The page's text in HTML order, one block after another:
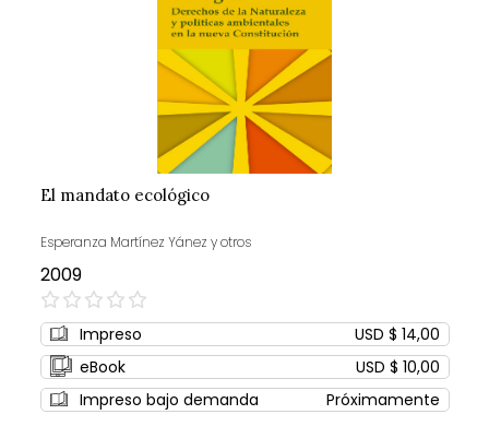
El mandato ecológico
Esperanza Martínez Yánez y otros
2009
0%
Impreso
USD $ 14,00
eBook
USD $ 10,00
Impreso bajo demanda
Próximamente